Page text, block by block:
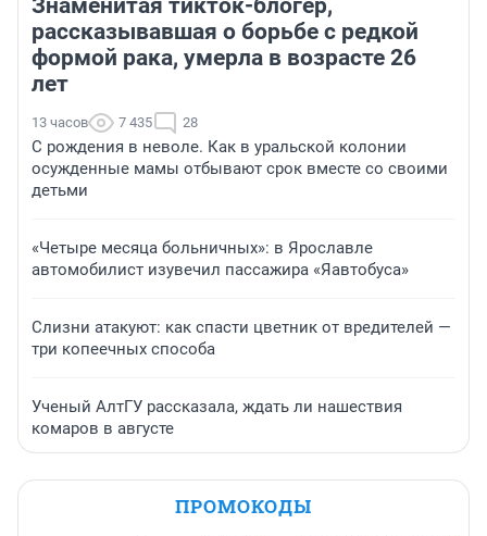
Знаменитая тикток-блогер,
рассказывавшая о борьбе с редкой
формой рака, умерла в возрасте 26
лет
13 часов 7 435 28
С рождения в неволе. Как в уральской колонии
осужденные мамы отбывают срок вместе со своими
детьми
«Четыре месяца больничных»: в Ярославле
автомобилист изувечил пассажира «Яавтобуса»
Слизни атакуют: как спасти цветник от вредителей —
три копеечных способа
Ученый АлтГУ рассказала, ждать ли нашествия
комаров в августе
ПРОМОКОДЫ